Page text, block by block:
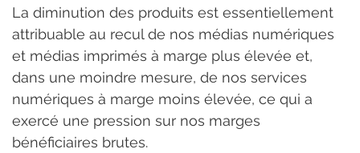
La diminution des produits est essentiellement
attribuable au recul de nos médias numériques
et médias imprimés à marge plus élevée et,
dans une moindre mesure, de nos services
numériques à marge moins élevée, ce qui a
exercé une pression sur nos marges
bénéficiaires brutes.